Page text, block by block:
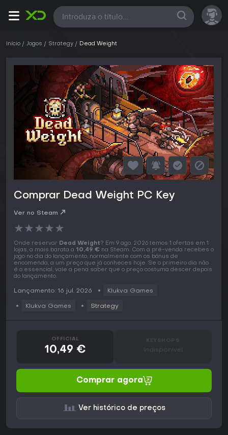
Todas
Início Jogos Strategy Dead Weight
Comprar Dead Weight PC Key
Ver no Steam
★★★★★
Onde reservar Dead Weight? Em 9 ago. 2026 temos 1 ofertas em 1
lojas, a mais barata a 10,49 € na Steam. Com a pré-venda recebes o
jogo no dia do lançamento, normalmente com os bónus de
encomenda, a um preço que já conheces hoje. Se o primeiro dia não
é o essencial, vale a pena saber que o preço costuma descer depois
do lançamento.
Lançamento: 16 jul. 2026 Klukva Games
Klukva Games Strategy
OFFICIAL
10,49 € Indisponível
Comprar agora
Ver histórico de preços